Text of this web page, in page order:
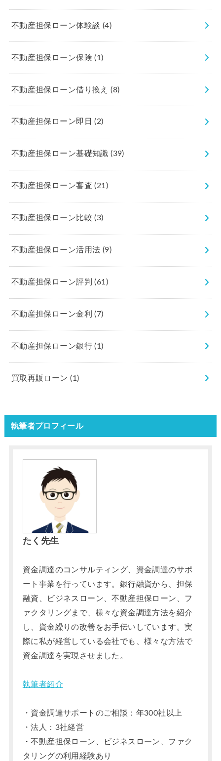
不動産担保ローン体験談 (4)
不動産担保ローン保険(1)
不動産担保ローン借り換え(8)
不動産担保ローン即日(2)
不動産担保ローン基礎知識(39)
不動産担保ローン審査(21)
不動産担保ローン比較(3)
不動産担保ローン活用法 (9)
不動産担保ローン評判(61)
不動産担保ローン金利(7)
不動産担保ローン銀行(1)
買取再販ローン(1)
執筆者プロフィール
たく先生
資金調達のコンサルティング、資金調達のサポ
ート事業を行っています。銀行融資から、担保
融資、ビジネスローン、不動産担保ローン、フ
ァクタリングまで、様々な資金調達方法を紹介
し、資金繰りの改善をお手伝いしています。実
際に私が経営している会社でも、様々な方法で
資金調達を実現させました。
執筆者紹介
・資金調達サポートのご相談：年300社以上
・法人：3社経営
・不動産担保ローン、ビジネスローン、ファク
タリングの利用経験あり